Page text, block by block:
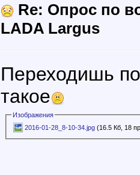
Re: Опрос по
LADA Largus
Переходишь
такое
Изображения
2016-01-28_8-10-34.jpg (16.5 Кб, 18